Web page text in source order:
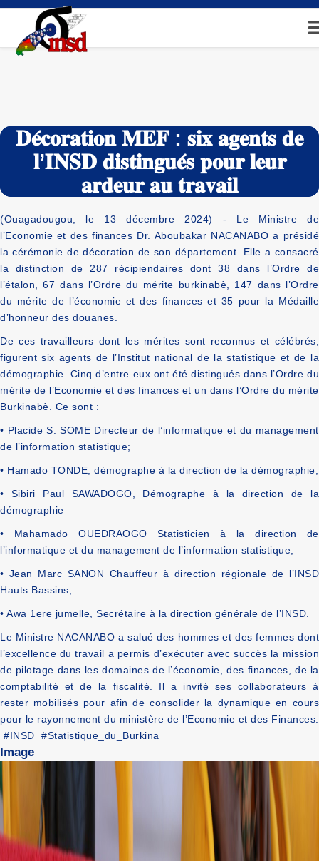
Aller
contenu
principal
𝐃𝐞́𝐜𝐨𝐫𝐚𝐭𝐢𝐨𝐧 𝐌𝐄𝐅 : 𝐬𝐢𝐱 𝐚𝐠𝐞𝐧𝐭𝐬 𝐝𝐞
𝐥’𝐈𝐍𝐒𝐃 𝐝𝐢𝐬𝐭𝐢𝐧𝐠𝐮𝐞́𝐬 𝐩𝐨𝐮𝐫 𝐥𝐞𝐮𝐫
𝐚𝐫𝐝𝐞𝐮𝐫 𝐚𝐮 𝐭𝐫𝐚𝐯𝐚𝐢𝐥
(Ouagadougou, le 13 décembre 2024) - Le Ministre de
l’Economie et des finances Dr. Aboubakar NACANABO a présidé
la cérémonie de décoration de son département. Elle a consacré
la distinction de 287 récipiendaires dont 38 dans l’Ordre de
l’étalon, 67 dans l’Ordre du mérite burkinabè, 147 dans l’Ordre
du mérite de l’économie et des finances et 35 pour la Médaille
d’honneur des douanes.
De ces travailleurs dont les mérites sont reconnus et célébrés,
figurent six agents de l’Institut national de la statistique et de la
démographie. Cinq d’entre eux ont été distingués dans l’Ordre du
mérite de l’Economie et des finances et un dans l’Ordre du mérite
Burkinabè. Ce sont :
• Placide S. SOME Directeur de l’informatique et du management
de l’information statistique;
• Hamado TONDE, démographe à la direction de la démographie;
• Sibiri Paul SAWADOGO, Démographe à la direction de la
démographie
• Mahamado OUEDRAOGO Statisticien à la direction de
l’informatique et du management de l’information statistique;
• Jean Marc SANON Chauffeur à direction régionale de l’INSD
Hauts Bassins;
• Awa 1ere jumelle, Secrétaire à la direction générale de l’INSD.
Le Ministre NACANABO a salué des hommes et des femmes dont
l’excellence du travail a permis d’exécuter avec succès la mission
de pilotage dans les domaines de l’économie, des finances, de la
comptabilité et de la fiscalité. Il a invité ses collaborateurs à
rester mobilisés pour afin de consolider la dynamique en cours
pour le rayonnement du ministère de l’Economie et des Finances.
#INSD
#Statistique_du_Burkina
Image